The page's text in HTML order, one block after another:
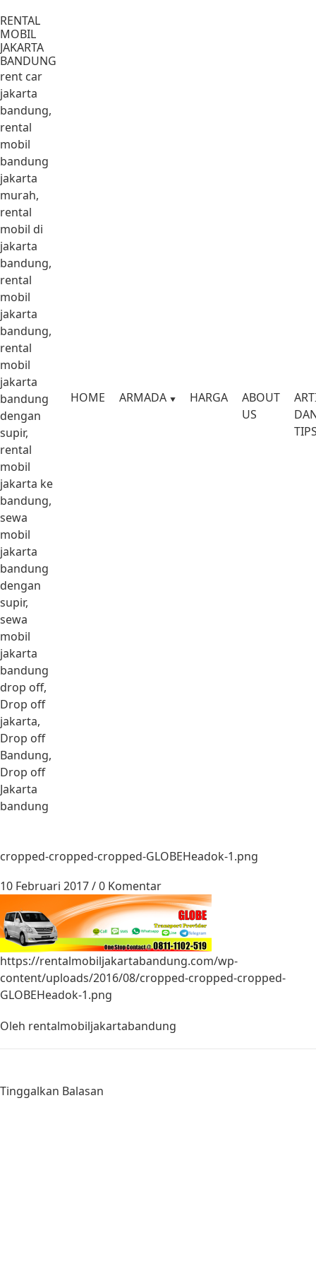
RENTAL
MOBIL
JAKARTA
BANDUNG
rent car
jakarta
bandung,
rental
mobil
bandung
jakarta
murah,
rental
mobil di
jakarta
bandung,
rental
mobil
jakarta
bandung,
rental
mobil
jakarta
bandung
dengan
supir,
rental
mobil
jakarta ke
bandung,
sewa
mobil
jakarta
bandung
dengan
supir,
sewa
mobil
jakarta
bandung
drop off,
Drop off
jakarta,
Drop off
Bandung,
Drop off
Jakarta
bandung
HOME ARMADA HARGA
ABOUT
US
cropped-cropped-cropped-GLOBEHeadok-1.png
10 Februari 2017/0 Komentar
https://rentalmobiljakartabandung.com/wp-
content/uploads/2016/08/cropped-cropped-cropped-
GLOBEHeadok-1.png
Oleh rentalmobiljakartabandung
Tinggalkan Balasan